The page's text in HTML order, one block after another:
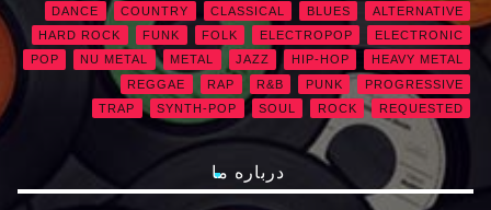
ALTERNATIVE
BLUES
CLASSICAL
COUNTRY
DANCE
ELECTRONIC
ELECTROPOP
FOLK
FUNK
HARD ROCK
HEAVY METAL
HIP-HOP
JAZZ
METAL
NU METAL
POP
PROGRESSIVE
PUNK
R&B
RAP
REGGAE
REQUESTED
ROCK
SOUL
SYNTH-POP
TRAP
درباره ما